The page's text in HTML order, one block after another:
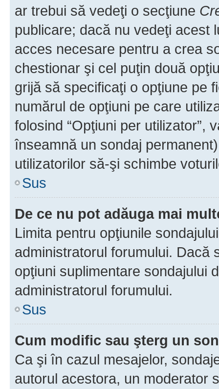
ar trebui să vedeţi o secţiune
publicare; dacă nu vedeţi acest
acces necesare pentru a crea
chestionar şi cel puţin două
grijă să specificaţi o opţiune pe
numărul de opţiuni pe care
folosind “Opţiuni per utilizator”,
înseamnă un sondaj
utilizatorilor să-şi schimbe
Sus
De ce nu pot adăuga mai
Limita pentru opţiunile
administratorul forumului. Dacă
opţiuni suplimentare sondajului
administratorul forumului.
Sus
Cum modific sau şterg un
Ca şi în cazul mesajelor,
autorul acestora, un moderator